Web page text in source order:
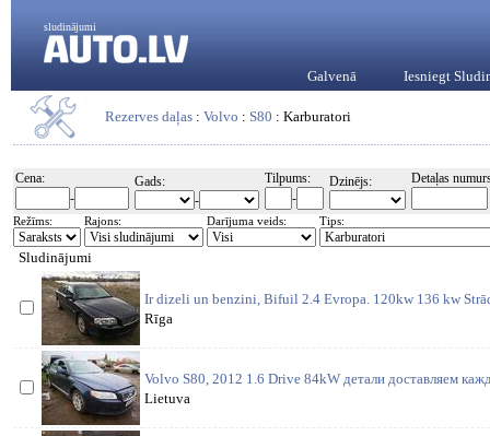
sludinājumi
Galvenā Iesniegt
Rezerves daļas : Volvo : S80 : Karburatori
Cena:
-
Gads:
-
Tilpums:
-
Dzinējs: Detaļas
Režīms: Rajons: Darījuma veids: Tips:
Sludinājumi
Ir dizeli un benzini, Bifuil 2.4 Evropa. 120kw 136 kw
Rīga
Volvo S80, 2012 1.6 Drive 84kW детали доставляем
Lietuva